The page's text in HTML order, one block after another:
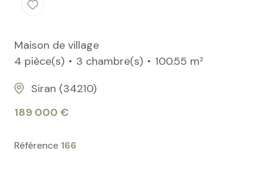
Maison de village
4 pièce(s)
3 chambre(s)
100.55 m²
Siran (34210)
189 000 €
Référence 166